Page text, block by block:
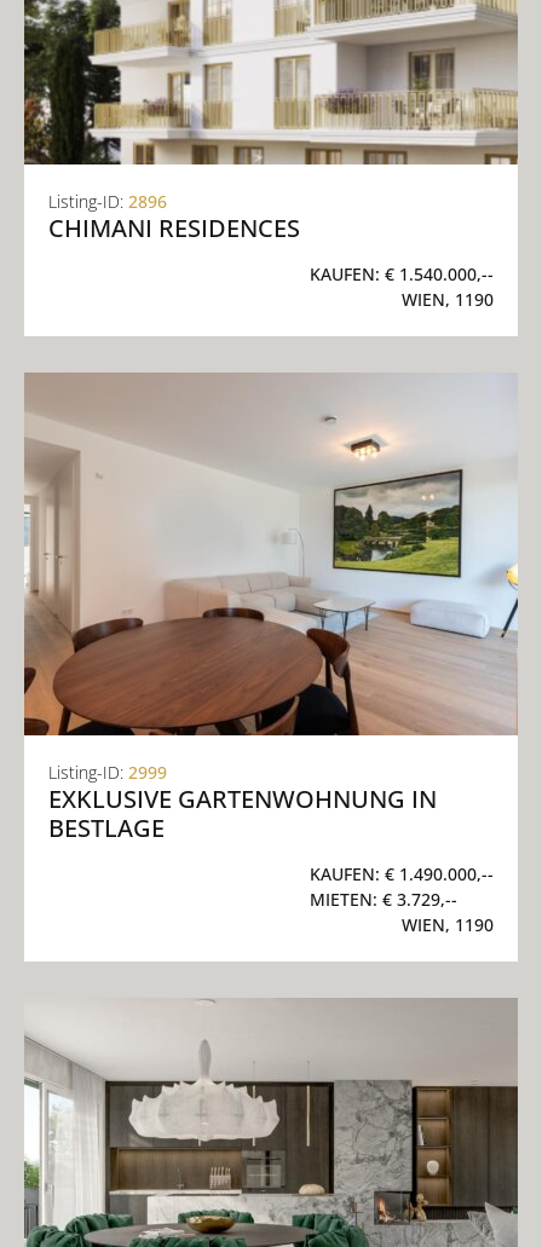
Listing-ID: 2896
CHIMANI RESIDENCES
KAUFEN: € 1.540.000,--
WIEN, 1190
Listing-ID: 2999
EXKLUSIVE GARTENWOHNUNG IN
BESTLAGE
KAUFEN: € 1.490.000,--
MIETEN: € 3.729,--
WIEN, 1190